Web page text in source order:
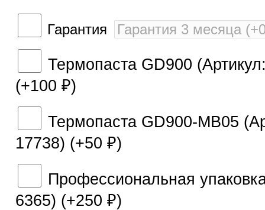
Гарантия
Термопаста GD900
(+100 ₽)
Термопаста GD900-MB05
17738) (+50 ₽)
Профессиональная
6365) (+250 ₽)